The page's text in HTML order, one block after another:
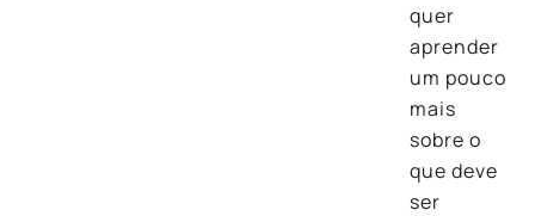
quer
aprender
um pouco
mais
sobre o
que deve
ser